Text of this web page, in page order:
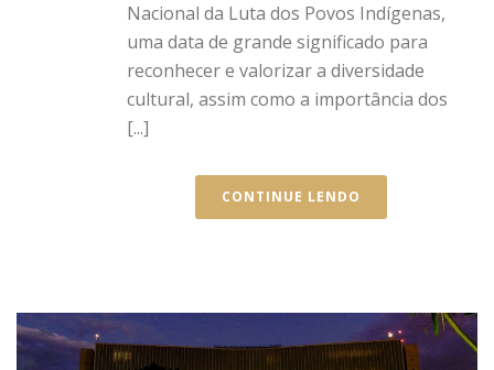
Nacional da Luta dos Povos Indígenas,
uma data de grande significado para
reconhecer e valorizar a diversidade
cultural, assim como a importância dos
[...]
CONTINUE LENDO